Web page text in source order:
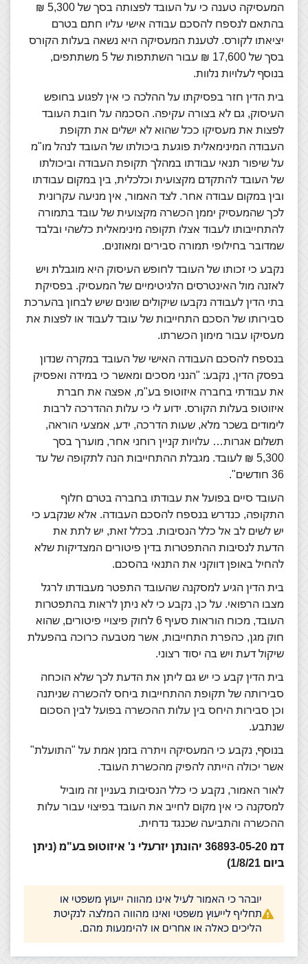
המעסיקה טענה כי על העובד לפצותה בסך של 5,300 ₪
בהתאם לנספח להסכם עבודה אישי עליו חתם בטרם
יציאתו לקורס. לטענת המעסיקה היא נשאה בעלות הקורס
בסך של 17,600 ₪ עבור השתתפות של 5 משתתפים,
בנוסף לעלויות נלוות.
בית הדין חזר בפסיקתו על ההלכה כי אין לפגוע בחופש
העיסוק, גם לא בצורה עקיפה. הסכמה על חובת העובד
לפצות את מעסיקו ככל שהוא לא ישלים את תקופת
העבודה המינימאלית פוגעת ביכולתו של העובד לנהל מו"מ
על שיפור תנאי עבודתו במהלך תקופת העבודה וביכולתו
של העובד להתקדם מקצועית וכלכלית, בין במקום עבודתו
ובין במקום עבודה אחר. לצד האמור, אין מניעה עקרונית
לכך שהמעסיק יממן הכשרה מקצועית של עובד בתמורה
להתחייבותו לעבוד אצלו תקופה מינימאלית כלשהי ובלבד
שמדובר בחילופי תמורה סבירים ומאוזנים.
נקבע כי זכותו של העובד לחופש העיסוק היא מוגבלת ויש
לאזנה מול האינטרסים הלגיטימיים של המעסיק. בפסיקת
בתי הדין לעבודה נקבעו שיקולים שונים שיש לבחון בהערכת
סבירותו של הסכם התחייבות של עובד לעבוד או לפצות את
מעסיקו עבור מימון הכשרתו.
בנספח להסכם העבודה האישי של העובד במקרה שנדון
בפסק הדין, נקבע: "הנני מסכים ומאשר כי במידה ואפסיק
את עבודתי בחברה איזוטופ בע"מ, אפצה את חברת
איזוטופ בעלות הקורס. ידוע לי כי עלות ההדרכה לרבות
לימודים בשכר מלא, שעות הדרכה, ידע, אמצעי הוראה,
תשלום אגרות… עלויות קניין רוחני אחר, מוערך בסך
5,300 ₪ לעובד. מגבלת ההתחייבות הנה לתקופה של עד
36 חודשים".
העובד סיים בפועל את עבודתו בחברה בטרם חלוף
התקופה, כנדרש בנספח להסכם העבודה. אלא שנקבע כי
יש לשים לב אל כלל הנסיבות. בכלל זאת, יש לתת את
הדעת לנסיבות ההתפטרות בדין פיטורים המצדיקות שלא
להחיל באופן דווקני את התנאי בהסכם.
בית הדין הגיע למסקנה שהעובד התפטר מעבודתו לרגל
מצבו הרפואי. על כן, נקבע כי לא ניתן לראות בהתפטרות
העובד, מכוח הוראות סעיף 6 לחוק פיצויי פיטורים, שהוא
חוק מגן, כהפרת התחייבות, אשר מטבעה כרוכה בהפעלת
שיקול דעת ויש בה יסוד רצוני.
בית הדין קבע כי יש גם ליתן את הדעת לכך שלא הוכחה
סבירותה של תקופת ההתחייבות ביחס להכשרה שניתנה
וכן סבירות היחס בין עלות ההכשרה בפועל לבין הסכום
שנתבע.
בנוסף, נקבע כי המעסיקה ויתרה בזמן אמת על "התועלת"
אשר יכולה הייתה להפיק מהכשרת העובד.
לאור האמור, נקבע כי כלל הנסיבות בעניין זה מוביל
למסקנה כי אין מקום לחייב את העובד בפיצוי עבור עלות
ההכשרה והתביעה שכנגד נדחית.
דמ 36893-05-20 יהונתן יזרעלי נ' איזוטופ בע"מ (ניתן
ביום 1/8/21)
יובהר כי האמור לעיל אינו מהווה ייעוץ משפטי או
תחליף לייעוץ משפטי ואינו מהווה המלצה לנקיטת
הליכים כאלה או אחרים או להימנעות מהם.